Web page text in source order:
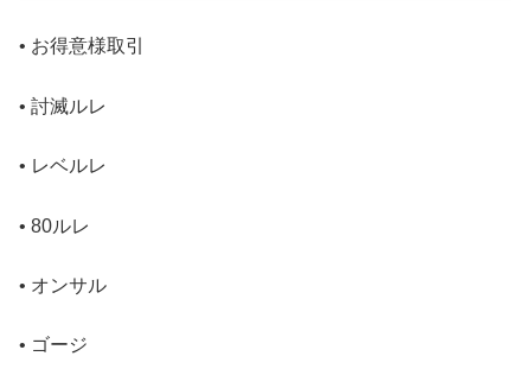
• お得意様取引
• 討滅ルレ
• レベルレ
• 80ルレ
• オンサル
• ゴージ